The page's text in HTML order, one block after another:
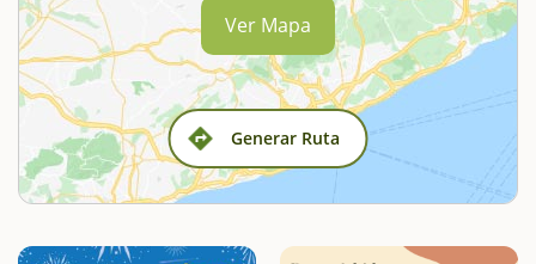
Generar Ruta
Ver Mapa